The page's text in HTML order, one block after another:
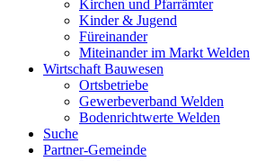
Kirchen und Pfarrämter
Kinder & Jugend
Füreinander
Miteinander im Markt Welden
Wirtschaft Bauwesen
Ortsbetriebe
Gewerbeverband Welden
Bodenrichtwerte Welden
Suche
Partner-Gemeinde